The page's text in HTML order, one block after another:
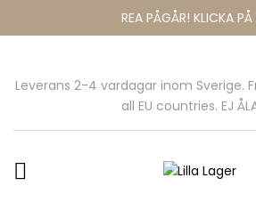
REA PÅGÅR! KLICKA
Leverans 2-4 vardagar inom Sverige.
all EU countries. EJ